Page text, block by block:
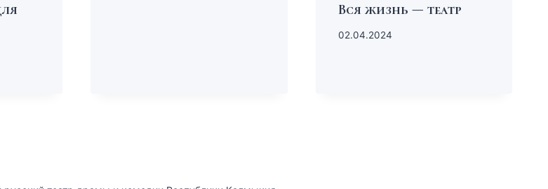
Вся жизнь — театр
02.04.2024